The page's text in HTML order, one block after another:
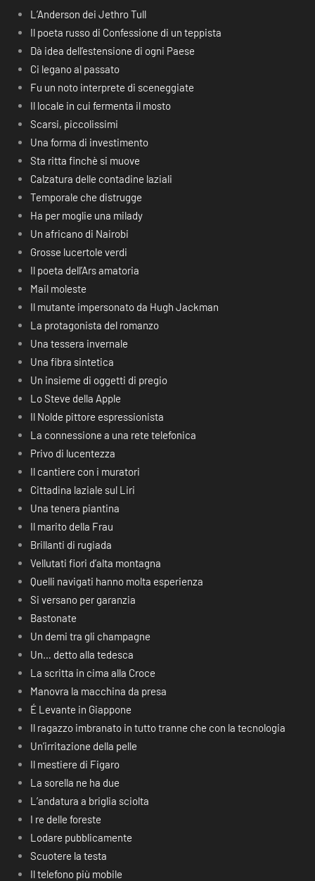
L’Anderson dei Jethro Tull
Il poeta russo di Confessione di un teppista
Dà idea dell’estensione di ogni Paese
Ci legano al passato
Fu un noto interprete di sceneggiate
Il locale in cui fermenta il mosto
Scarsi, piccolissimi
Una forma di investimento
Sta ritta finchè si muove
Calzatura delle contadine laziali
Temporale che distrugge
Ha per moglie una milady
Un africano di Nairobi
Grosse lucertole verdi
Il poeta dell’Ars amatoria
Mail moleste
Il mutante impersonato da Hugh Jackman
La protagonista del romanzo
Una tessera invernale
Una fibra sintetica
Un insieme di oggetti di pregio
Lo Steve della Apple
Il Nolde pittore espressionista
La connessione a una rete telefonica
Privo di lucentezza
Il cantiere con i muratori
Cittadina laziale sul Liri
Una tenera piantina
Il marito della Frau
Brillanti di rugiada
Vellutati fiori d’alta montagna
Quelli navigati hanno molta esperienza
Si versano per garanzia
Bastonate
Un demi tra gli champagne
Un… detto alla tedesca
La scritta in cima alla Croce
Manovra la macchina da presa
É Levante in Giappone
Il ragazzo imbranato in tutto tranne che con la tecnologia
Un’irritazione della pelle
Il mestiere di Figaro
La sorella ne ha due
L’andatura a briglia sciolta
I re delle foreste
Lodare pubblicamente
Scuotere la testa
Il telefono più mobile